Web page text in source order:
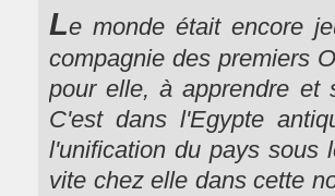
Le monde était encore
compagnie des premiers
pour elle, à apprendre et
C'est dans l'Egypte
l'unification du pays sous
vite chez elle dans cette